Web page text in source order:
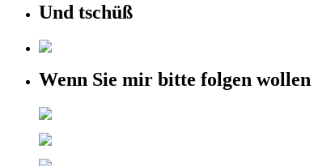
Und tschüß
Wenn Sie mir bitte folgen wollen